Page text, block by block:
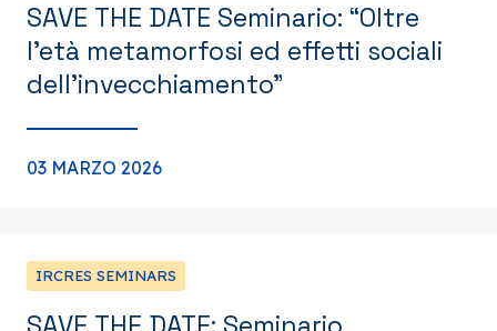
SAVE THE DATE Seminario: “Oltre
l’età metamorfosi ed effetti sociali
dell’invecchiamento”
03 MARZO 2026
IRCRES SEMINARS